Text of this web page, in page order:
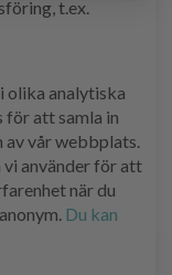
t.ex.
olika analytiska
för att samla in
av vår webbplats.
använder för att
när du
Du kan